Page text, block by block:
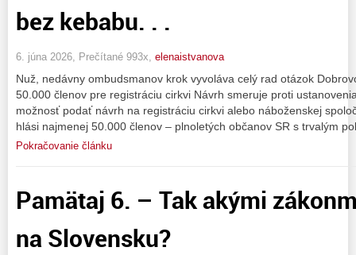
bez kebabu. . .
6. júna 2026, Prečítané 993x, elenaistvanova
Nuž, nedávny ombudsmanov krok vyvoláva celý rad otázok
50.000 členov pre registráciu cirkvi Návrh smeruje proti
možnosť podať návrh na registráciu cirkvi alebo náboženskej
hlási najmenej 50.000 členov – plnoletých občanov SR s trvalým
Pokračovanie článku
Pamätaj 6. – Tak akými
na Slovensku?